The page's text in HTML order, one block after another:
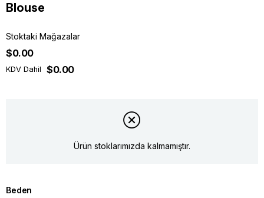
Blouse
Stoktaki Mağazalar
$0.00
KDV Dahil $0.00
Ürün stoklarımızda kalmamıştır.
Beden